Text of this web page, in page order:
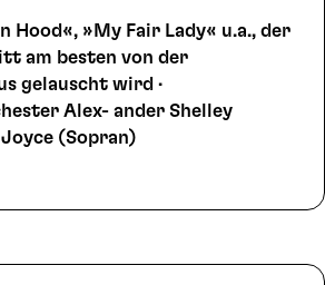
Hood«, »My Fair Lady« u.a., der
am besten von der
gelauscht wird ·
Alex- ander Shelley
(Sopran)